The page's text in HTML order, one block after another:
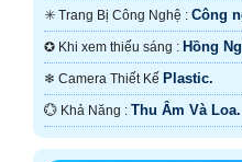
✳️ Trang Bị Công Nghệ : Công
✪ Khi xem thiếu sáng : Hồng
Dụng.
❄ Camera Thiết Kế Plastic.
️💮 Khả Năng : Thu Âm Và Loa.